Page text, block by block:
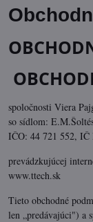
spoločnosti Viera
so sídlom:
IČO: 44 721 552, IČ
prevádzkujúcej
www.ttech.sk
Tieto obchodné
len „predávajúci") a